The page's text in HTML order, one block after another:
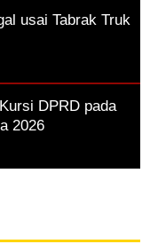
usai Tabrak Truk
DPRD pada
2026